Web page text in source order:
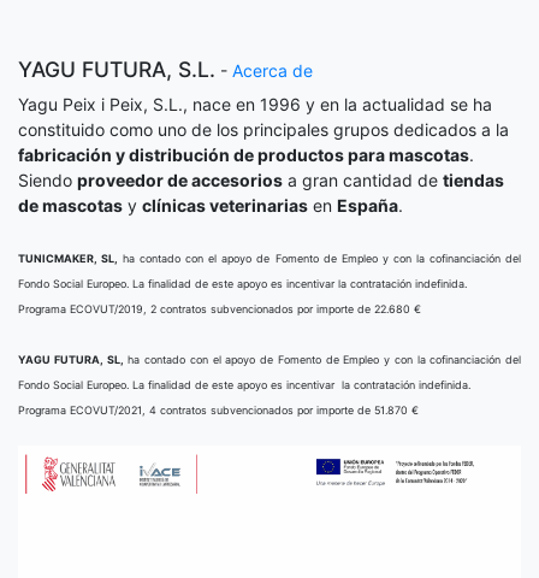
YAGU FUTURA, S.L. - Acerca de
Yagu Peix i Peix, S.L., nace en 1996 y en la actualidad se ha
constituido como uno de los principales grupos dedicados a la
fabricación y distribución de productos para mascotas.
Siendo proveedor de accesorios a gran cantidad de tiendas
de mascotas y clínicas veterinarias en España.
TUNICMAKER, SL,
ha contado con el apoyo de Fomento de Empleo y con la cofinanciación del
Fondo Social Europeo. La finalidad de este apoyo es incentivar la contratación indefinida.
Programa ECOVUT/2019, 2 contratos subvencionados por importe de 22.680 €
YAGU FUTURA, SL,
ha contado con el apoyo de Fomento de Empleo y con la cofinanciación del
Fondo Social Europeo. La finalidad de este apoyo es incentivar la contratación indefinida.
Programa ECOVUT/2021, 4 contratos subvencionados por importe de 51.870 €